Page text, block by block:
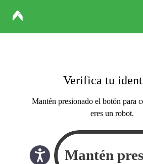
Verifica tu
Mantén presionado el botón para
eres un robot.